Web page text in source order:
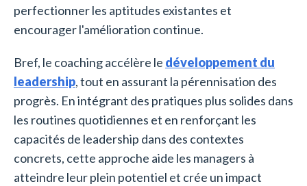
perfectionner les aptitudes existantes et
encourager l'amélioration continue.
Bref, le coaching accélère le développement du
leadership, tout en assurant la pérennisation des
progrès. En intégrant des pratiques plus solides dans
les routines quotidiennes et en renforçant les
capacités de leadership dans des contextes
concrets, cette approche aide les managers à
atteindre leur plein potentiel et crée un impact